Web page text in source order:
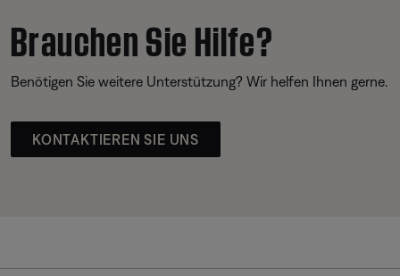
Brauchen Sie Hilfe?
Benötigen Sie weitere Unterstützung? Wir helfen Ihnen gerne.
KONTAKTIEREN SIE UNS